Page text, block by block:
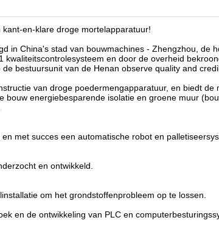
en-klare droge mortelapparatuur!
in China's stad van bouwmachines - Zhengzhou, de
en door de overheid
bestuursunit van de Henan observe quality and
van droge poedermengapparatuur, en biedt de
energiebesparende isolatie en groene muur
met succes een automatische robot en
en ontwikkeld.
om het grondstoffenprobleem op te lossen.
en de ontwikkeling van PLC en